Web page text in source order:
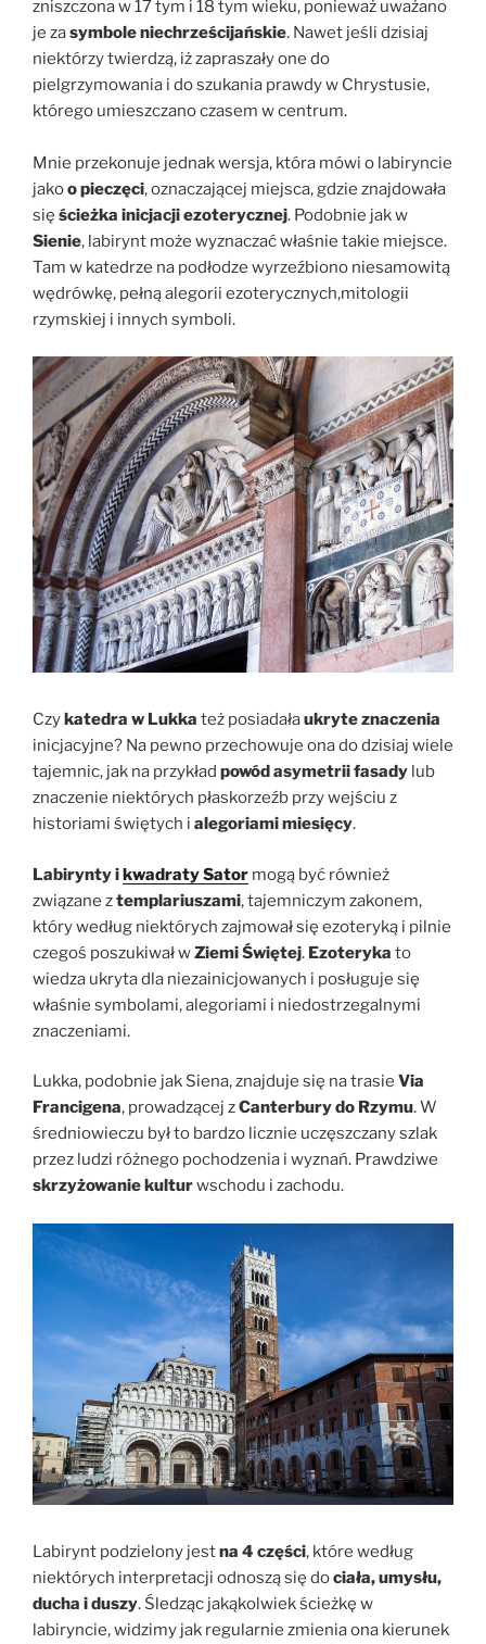
zniszczona w 17 tym i 18 tym wieku, ponieważ uważano
je zasymbole niechrześcijańskie. Nawet jeśli dzisiaj
niektórzy twierdzą, iż zapraszały one do
pielgrzymowania i do szukania prawdy w Chrystusie,
którego umieszczano czasem w centrum.
Mnie przekonuje jednak wersja, która mówi o labiryncie
jakoo pieczęci, oznaczającej miejsca, gdzie znajdowała
się ścieżka inicjacji ezoterycznej. Podobnie jak w
Sienie, labirynt może wyznaczać właśnie takie miejsce.
Tam w katedrze na podłodze wyrzeźbiono niesamowitą
wędrówkę, pełną alegorii ezoterycznych,mitologii
rzymskiej i innych symboli.
Czy katedra w Lukka też posiadałaukryte znaczenia
inicjacyjne? Na pewno przechowuje ona do dzisiaj wiele
tajemnic, jak na przykład powód asymetrii fasady lub
znaczenie niektórych płaskorzeźb przy wejściu z
historiami świętych i alegoriami miesięcy.
Labirynty ikwadraty Sator mogą być również
związane ztemplariuszami, tajemniczym zakonem,
który według niektórych zajmował się ezoteryką i pilnie
czegoś poszukiwał wZiemi Świętej. Ezoteryka to
wiedza ukryta dla niezainicjowanych i posługuje się
właśnie symbolami, alegoriami i niedostrzegalnymi
znaczeniami.
Lukka, podobnie jak Siena, znajduje się na trasie Via
Francigena, prowadzącej zCanterbury do Rzymu. W
średniowieczu był to bardzo licznie uczęszczany szlak
przez ludzi różnego pochodzenia i wyznań. Prawdziwe
skrzyżowanie kulturwschodu i zachodu.
Labirynt podzielony jestna 4 części, które według
niektórych interpretacji odnoszą się dociała, umysłu,
ducha i duszy. Śledząc jakąkolwiek ścieżkę w
labiryncie, widzimy jak regularnie zmienia ona kierunek